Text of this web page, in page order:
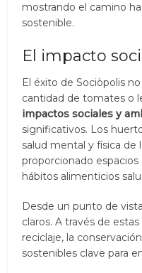
mostrando el camino
sostenible.
El impacto
El éxito de Sociòpolis
cantidad de tomates o
impactos sociales y
significativos. Los
salud mental y física de
proporcionado
hábitos alimenticios
Desde un punto de
claros. A través de
reciclaje, la
sostenibles clave para